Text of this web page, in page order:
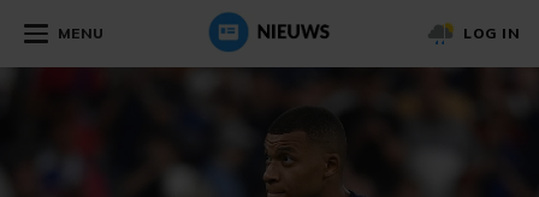
MENU LOG IN